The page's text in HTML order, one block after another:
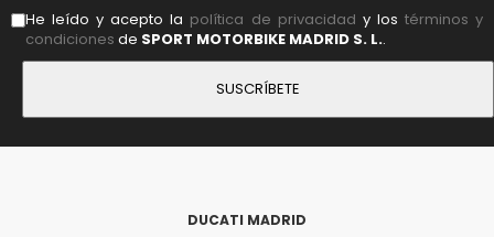
He leído y acepto la política de privacidad y lostérminos y
condiciones de SPORT MOTORBIKE MADRID S. L..
DUCATI MADRID